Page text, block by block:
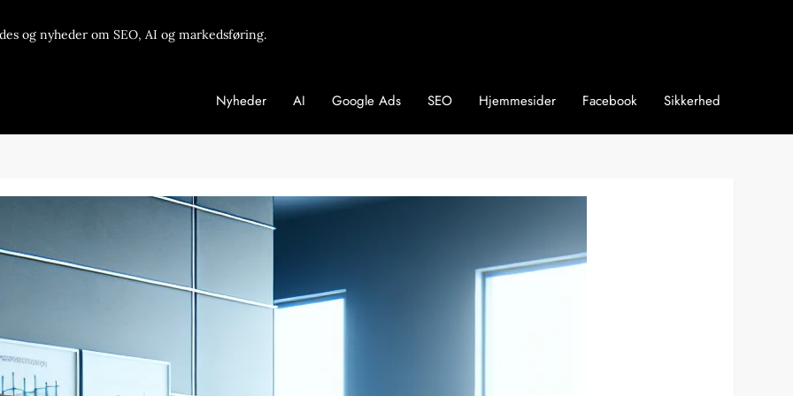
og nyheder om SEO, AI og markedsføring.
Nyheder AI Google Ads SEO Hjemmesider Facebook Sikkerhed